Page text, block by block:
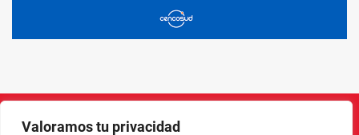
Valoramos tu privacidad